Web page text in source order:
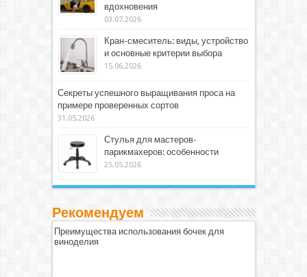
вдохновения
03.07.2026
Кран-смеситель: виды, устройство
и основные критерии выбора
15.06.2026
Секреты успешного выращивания проса на
примере проверенных сортов
31.05.2026
Стулья для мастеров-
парикмахеров: особенности
25.05.2026
Рекомендуем
Преимущества использования бочек для
виноделия